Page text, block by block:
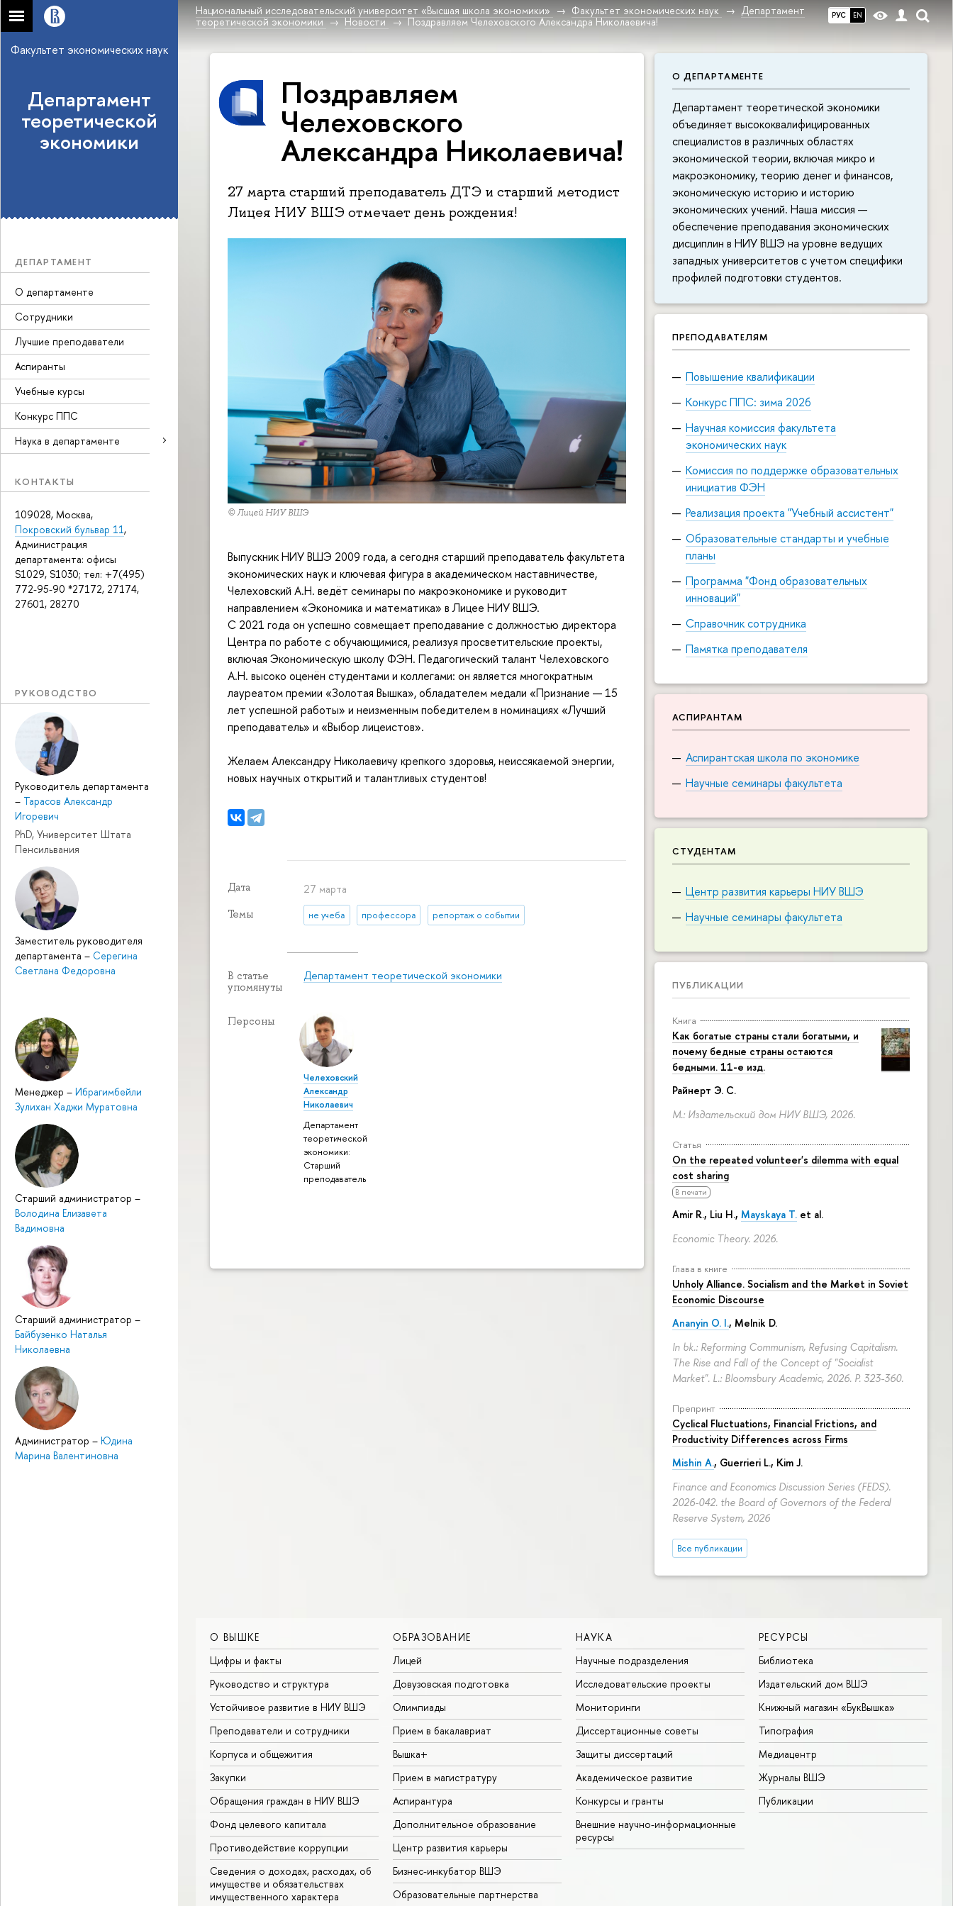
РУС EN
Национальный исследовательский университет «Высшая школа экономики» Факультет экономических наук
Департамент
теоретической экономики
Новости Поздравляем Челеховского Александра Николаевича!
Факультет экономических наук
Департамент
теоретической
экономики
ДЕПАРТАМЕНТ
О департаменте
Сотрудники
Лучшие преподаватели
Аспиранты
Учебные курсы
Конкурс ППС
Наука в департаменте
КОНТАКТЫ
109028, Москва,
Покровский бульвар 11,
Администрация
департамента: офисы
S1029, S1030; тел: +7(495)
772-95-90 *27172, 27174,
27601, 28270
РУКОВОДСТВО
Руководитель департамента
– Тарасов Александр
Игоревич
PhD, Университет Штата
Пенсильвания
Заместитель руководителя
департамента – Серегина
Светлана Федоровна
Менеджер – Ибрагимбейли
Зулихан Хаджи Муратовна
Старший администратор –
Володина Елизавета
Вадимовна
Старший администратор –
Байбузенко Наталья
Николаевна
Администратор – Юдина
Марина Валентиновна
О ДЕПАРТАМЕНТЕ
Департамент теоретической экономики
объединяет высококвалифицированных
специалистов в различных областях
экономической теории, включая микро и
макроэкономику, теорию денег и финансов,
экономическую историю и историю
экономических учений. Наша миссия —
обеспечение преподавания экономических
дисциплин в НИУ ВШЭ на уровне ведущих
западных университетов с учетом специфики
профилей подготовки студентов.
ПРЕПОДАВАТЕЛЯМ
Повышение квалификации
Конкурс ППС: зима 2026
Научная комиссия факультета
экономических наук
Комиссия по поддержке образовательных
инициатив ФЭН
Реализация проекта "Учебный ассистент"
Образовательные стандарты и учебные
планы
Программа "Фонд образовательных
инноваций"
Справочник сотрудника
Памятка преподавателя
АСПИРАНТАМ
Аспирантская школа по экономике
Научные семинары факультета
СТУДЕНТАМ
Центр развития карьеры НИУ ВШЭ
Научные семинары факультета
ПУБЛИКАЦИИ
Книга
Как богатые страны стали богатыми, и
почему бедные страны остаются
бедными. 11-е изд.
Райнерт Э. С.
М.: Издательский дом НИУ ВШЭ, 2026.
Статья
On the repeated volunteer's dilemma with equal
cost sharing
В печати
Amir R., Liu H., Mayskaya T. et al.
Economic Theory. 2026.
Глава в книге
Unholy Alliance. Socialism and the Market in Soviet
Economic Discourse
Ananyin O. I., Melnik D.
In bk.: Reforming Communism, Refusing Capitalism.
The Rise and Fall of the Concept of "Socialist
Market". L.: Bloomsbury Academic, 2026. P. 323-360.
Препринт
Cyclical Fluctuations, Financial Frictions, and
Productivity Differences across Firms
Mishin A., Guerrieri L., Kim J.
Finance and Economics Discussion Series (FEDS).
2026-042. the Board of Governors of the Federal
Reserve System, 2026
Все публикации
Поздравляем
Челеховского
Александра Николаевича!
27 марта старший преподаватель ДТЭ и старший методист
Лицея НИУ ВШЭ отмечает день рождения!
© Лицей НИУ ВШЭ
Выпускник НИУ ВШЭ 2009 года, а сегодня старший преподаватель факультета
экономических наук и ключевая фигура в академическом наставничестве,
Челеховский А.Н. ведёт семинары по макроэкономике и руководит
направлением «Экономика и математика» в Лицее НИУ ВШЭ.
С 2021 года он успешно совмещает преподавание с должностью директора
Центра по работе с обучающимися, реализуя просветительские проекты,
включая Экономическую школу ФЭН. Педагогический талант Челеховского
А.Н. высоко оценён студентами и коллегами: он является многократным
лауреатом премии «Золотая Вышка», обладателем медали «Признание — 15
лет успешной работы» и неизменным победителем в номинациях «Лучший
преподаватель» и «Выбор лицеистов».
Желаем Александру Николаевичу крепкого здоровья, неиссякаемой энергии,
новых научных открытий и талантливых студентов!
Дата 27 марта
Темы не учеба профессора репортаж о событии
В статье
упомянуты
Департамент теоретической экономики
Персоны
Челеховский
Александр
Николаевич
Департамент
теоретической
экономики:
Старший
преподаватель
О ВЫШКЕ
Цифры и факты
Руководство и структура
Устойчивое развитие в НИУ ВШЭ
Преподаватели и сотрудники
Корпуса и общежития
Закупки
Обращения граждан в НИУ ВШЭ
Фонд целевого капитала
Противодействие коррупции
Сведения о доходах, расходах, об
имуществе и обязательствах
имущественного характера
ОБРАЗОВАНИЕ
Лицей
Довузовская подготовка
Олимпиады
Прием в бакалавриат
Вышка+
Прием в магистратуру
Аспирантура
Дополнительное образование
Центр развития карьеры
Бизнес-инкубатор ВШЭ
Образовательные партнерства
НАУКА
Научные подразделения
Исследовательские проекты
Мониторинги
Диссертационные советы
Защиты диссертаций
Академическое развитие
Конкурсы и гранты
Внешние научно-информационные
ресурсы
РЕСУРСЫ
Библиотека
Издательский дом ВШЭ
Книжный магазин «БукВышка»
Типография
Медиацентр
Журналы ВШЭ
Публикации